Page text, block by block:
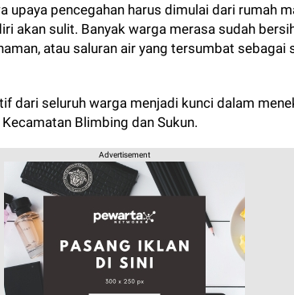
upaya pencegahan harus dimulai dari rumah
akan sulit. Banyak warga merasa sudah
atau saluran air yang tersumbat sebagai
dari seluruh warga menjadi kunci dalam
Blimbing dan Sukun.
Advertisement